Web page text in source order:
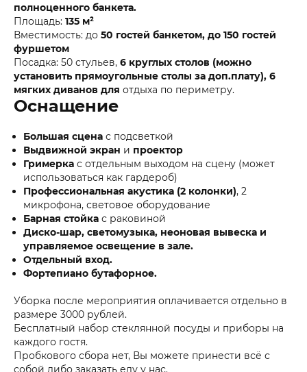
полноценного банкета.
Площадь: 135 м²
Вместимость: до 50 гостей банкетом, до 150 гостей
фуршетом
Посадка: 50 стульев, 6 круглых столов (можно
установить прямоугольные столы за доп.плату), 6
мягких диванов для отдыха по периметру.
Оснащение
Большая сцена с подсветкой
Выдвижной экран и проектор
Гримерка с отдельным выходом на сцену (может
использоваться как гардероб)
Профессиональная акустика (2 колонки), 2
микрофона, световое оборудование
Барная стойка с раковиной
Диско-шар, светомузыка, неоновая вывеска и
управляемое освещение в зале.
Отдельный вход.
Фортепиано бутафорное.
Уборка после мероприятия оплачивается отдельно в
размере 3000 рублей.
Бесплатный набор стеклянной посуды и приборы на
каждого гостя.
Пробкового сбора нет, Вы можете принести всё с
собой либо заказать еду у нас.